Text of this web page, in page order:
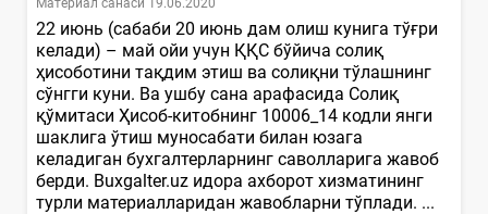
22 июнь (сабаби 20 июнь дам олиш кунига тўғри
келади) – май ойи учун ҚҚС бўйича солиқ
ҳисоботини тақдим этиш ва солиқни тўлашнинг
сўнгги куни. Ва ушбу сана арафасида Солиқ
қўмитаси Ҳисоб-китобнинг 10006_14 кодли янги
шаклига ўтиш муносабати билан юзага
келадиган бухгалтерларнинг саволларига жавоб
берди. Buxgalter.uz идора ахборот хизматининг
турли материалларидан жавобларни тўплади. ...